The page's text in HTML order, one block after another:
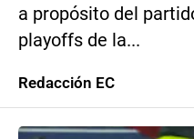
a propósito del
playoffs de la...
Redacción EC